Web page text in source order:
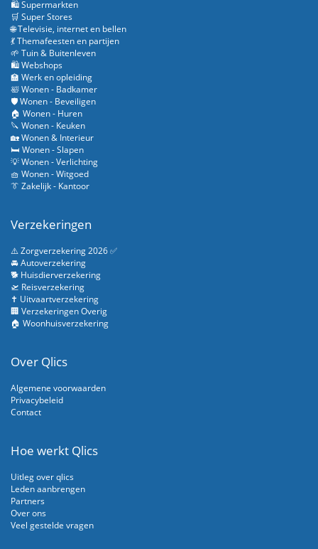
🛍️ Supermarkten
🛒 Super Stores
🌐 Televisie, internet en bellen
💃 Themafeesten en partijen
🌱 Tuin & Buitenleven
🛍️ Webshops
🏫 Werk en opleiding
🛀 Wonen - Badkamer
🛡️ Wonen - Beveiligen
🏠 Wonen - Huren
🔪 Wonen - Keuken
🏡 Wonen & Interieur
🛏️ Wonen - Slapen
💡 Wonen - Verlichting
🧺 Wonen - Witgoed
👔 Zakelijk - Kantoor
Verzekeringen
⚠️ Zorgverzekering 2026 ✅
🚘 Autoverzekering
🐕 Huisdierverzekering
🛫 Reisverzekering
✝️ Uitvaartverzekering
🏢 Verzekeringen Overig
🏠 Woonhuisverzekering
Over Qlics
Algemene voorwaarden
Privacybeleid
Contact
Hoe werkt Qlics
Uitleg over qlics
Leden aanbrengen
Partners
Over ons
Veel gestelde vragen